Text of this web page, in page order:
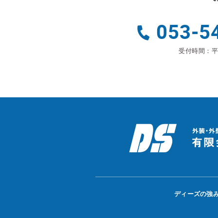
053-
受付時間：
ディーズの強